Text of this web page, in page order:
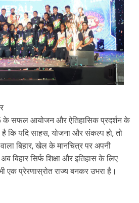
के सफल आयोजन और ऐतिहासिक प्रदर्शन के
है कि यदि साहस, योजना और संकल्प हो, तो
बिहार, खेल के मानचित्र पर अपनी
बिहार सिर्फ शिक्षा और इतिहास के लिए
एक प्रेरणास्रोत राज्य बनकर उभरा है।